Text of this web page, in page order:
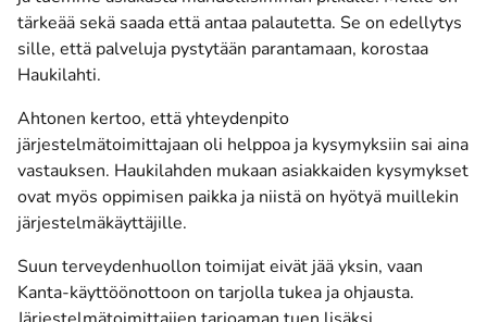
tärkeää sekä saada että antaa palautetta. Se on edellytys
sille, että palveluja pystytään parantamaan, korostaa
Haukilahti.
Ahtonen kertoo, että yhteydenpito
järjestelmätoimittajaan oli helppoa ja kysymyksiin sai aina
vastauksen. Haukilahden mukaan asiakkaiden kysymykset
ovat myös oppimisen paikka ja niistä on hyötyä muillekin
järjestelmäkäyttäjille.
Suun terveydenhuollon toimijat eivät jää yksin, vaan
Kanta-käyttöönottoon on tarjolla tukea ja ohjausta.